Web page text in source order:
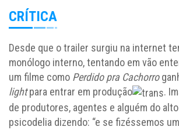
CRÍTICA
Desde que o trailer surgiu na internet
monólogo interno, tentando em vão
um filme como Perdido pra Cachorro
lightpara entrar em produção
.
de produtores, agentes e alguém do
psicodelia dizendo: “e se fizéssemos